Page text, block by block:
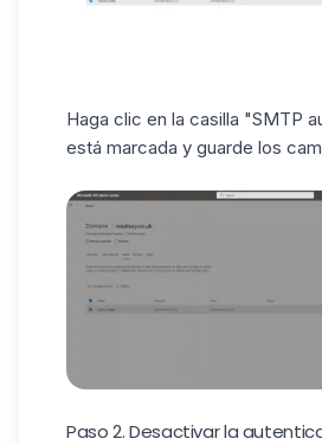
Haga clic en la casilla "SMTP
está marcada y guarde los
Paso 2. Desactivar la